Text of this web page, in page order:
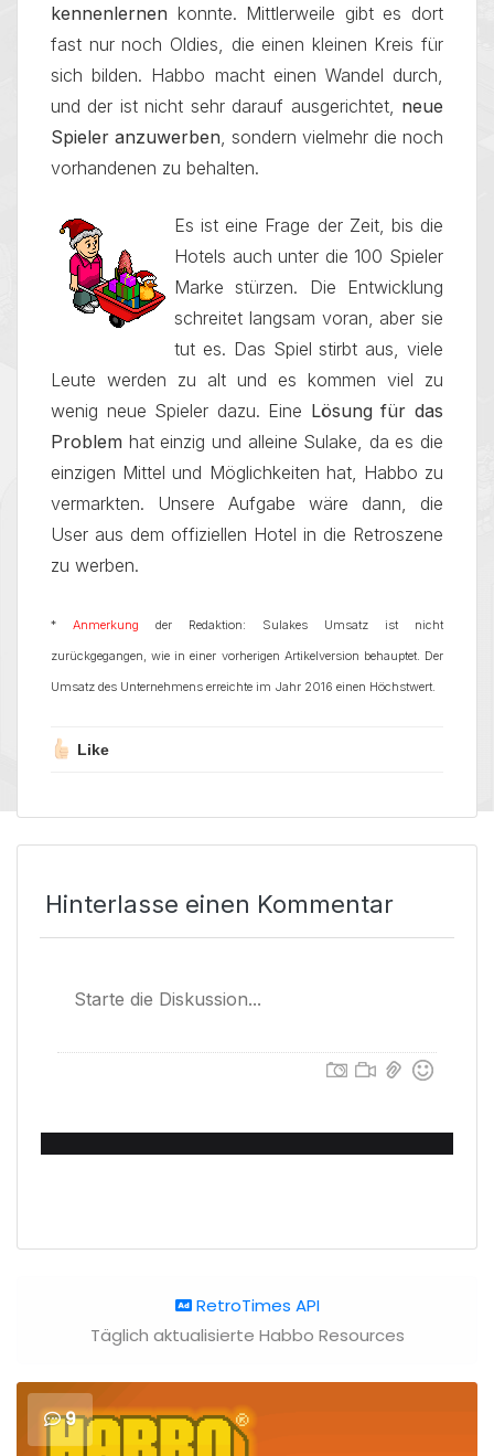
kennenlernen konnte. Mittlerweile gibt es dort
fast nur noch Oldies, die einen kleinen Kreis für
sich bilden. Habbo macht einen Wandel durch,
und der ist nicht sehr darauf ausgerichtet, neue
Spieler anzuwerben, sondern vielmehr die noch
vorhandenen zu behalten.
Es ist eine Frage der Zeit, bis die
Hotels auch unter die 100 Spieler
Marke stürzen. Die Entwicklung
schreitet langsam voran, aber sie
tut es. Das Spiel stirbt aus, viele
Leute werden zu alt und es kommen viel zu
wenig neue Spieler dazu. Eine Lösung für das
Problem hat einzig und alleine Sulake, da es die
einzigen Mittel und Möglichkeiten hat, Habbo zu
vermarkten. Unsere Aufgabe wäre dann, die
User aus dem offiziellen Hotel in die Retroszene
zu werben.
* Anmerkung der Redaktion: Sulakes Umsatz ist nicht
zurückgegangen, wie in einer vorherigen Artikelversion behauptet. Der
Umsatz des Unternehmens erreichte im Jahr 2016 einen Höchstwert.
Like
Hinterlasse einen Kommentar
RetroTimes API
Täglich aktualisierte Habbo Resources
9